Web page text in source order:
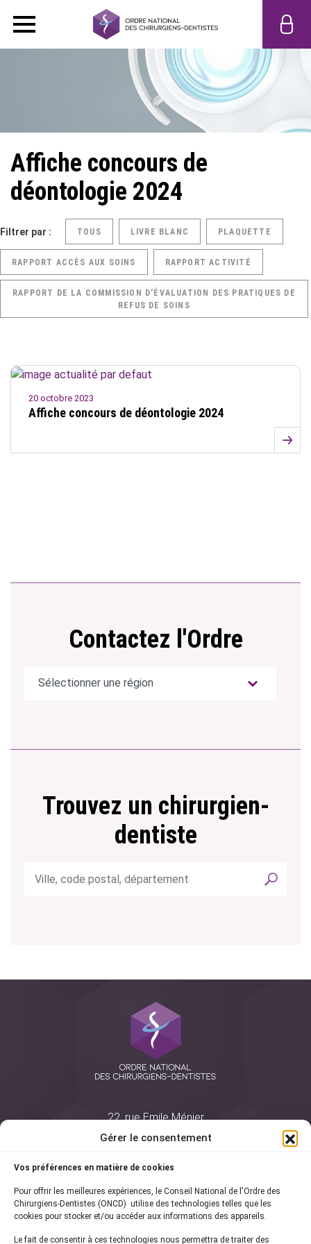
Gérer le consentement
Vos préférences en matière de cookies
Pour offrir les meilleures expériences, le Conseil National de l'Ordre des
Chirurgiens-Dentistes (ONCD) utilise des technologies telles que les
cookies pour stocker et/ou accéder aux informations des appareils.
Le fait de consentir à ces technologies nous permettra de traiter des
Affiche concours de
déontologie 2024
Filtrer par : TOUS LIVRE BLANC PLAQUETTE
RAPPORT ACCÈS AUX SOINS RAPPORT ACTIVITÉ
RAPPORT DE LA COMMISSION D’ÉVALUATION DES PRATIQUES DE
REFUS DE SOINS
20 octobre 2023
Affiche concours de déontologie 2024
Contactez l'Ordre
Trouvez un chirurgien-
dentiste
22, rue Emile Ménier
75761 Paris Cedex 16
01 44 34 78 80
courrier@oncd.org